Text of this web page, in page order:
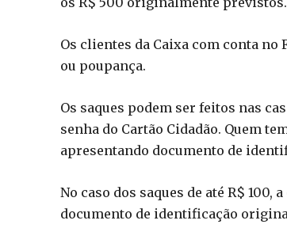
Os clientes da Caixa com conta
ou poupança.
Os saques podem ser feitos nas
senha do Cartão Cidadão. Quem
apresentando documento de
No caso dos saques de até R$
documento de identificação